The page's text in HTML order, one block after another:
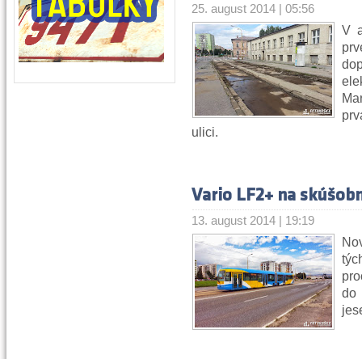
25. august 2014 | 05:56
V
ulici.
Vario LF2+ na
13. august 2014 | 19:19
do